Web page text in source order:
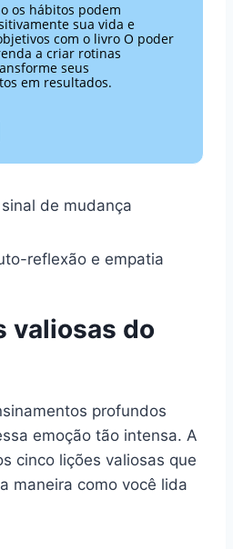
os hábitos podem
sua vida e
com o livro O poder
a criar rotinas
seus
em resultados.
de mudança
reflexão e empatia
valiosas do
profundos
emoção tão intensa. A
cinco lições valiosas que
maneira como você lida